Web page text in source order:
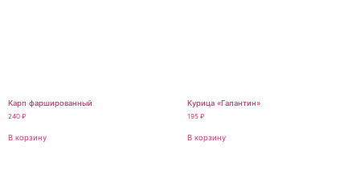
Карп фаршированный
240 ₽
В корзину
Курица «Галантин»
195 ₽
В корзину